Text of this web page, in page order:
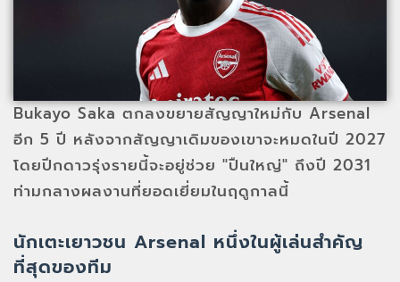
Bukayo Saka ตกลงขยายสัญญาใหม่กับ Arsenal
อีก 5 ปี หลังจากสัญญาเดิมของเขาจะหมดในปี 2027
โดยปีกดาวรุ่งรายนี้จะอยู่ช่วย "ปืนใหญ่" ถึงปี 2031
ท่ามกลางผลงานที่ยอดเยี่ยมในฤดูกาลนี้
นักเตะเยาวชน Arsenal หนึ่งในผู้เล่นสำคัญ
ที่สุดของทีม